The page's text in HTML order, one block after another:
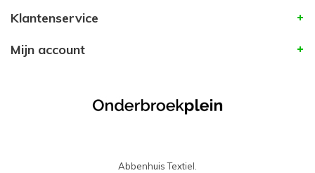
Klantenservice
Mijn account
Abbenhuis Textiel.